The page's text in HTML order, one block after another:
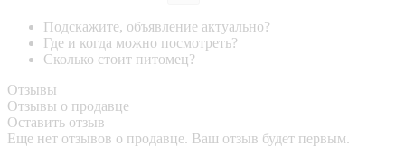
Подскажите, объявление актуально?
Где и когда можно посмотреть?
Сколько стоит питомец?
Отзывы
Отзывы о продавце
Оставить отзыв
Еще нет отзывов о продавце. Ваш отзыв будет первым.